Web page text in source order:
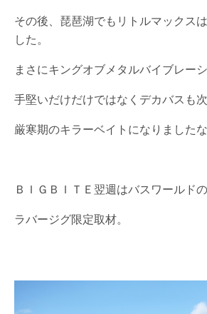
その後、琵琶湖でもリトルマックス
した。
まさにキングオブメタルバイブレーシ
手堅いだけだけではなくデカバスも
厳寒期のキラーベイトになりましたな
ＢＩＧＢＩＴＥ翌週はバスワールドの
ラバージグ限定取材。